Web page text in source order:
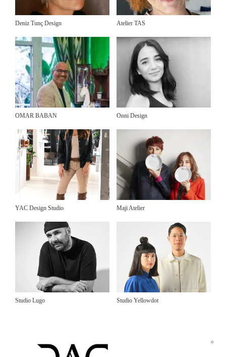
Deniz Tunç Design Atelier TAS
OMAR BABAN Onni Design
YAC Design Studio Maji Atelier
Studio Lugo Studio Yellowdot
©